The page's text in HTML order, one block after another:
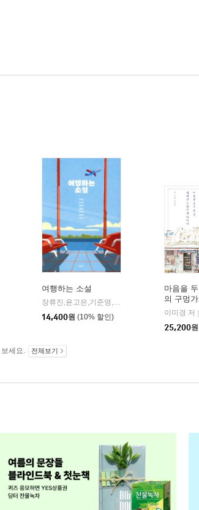
여행하는 소설
장류진,윤고은,기준영,김금희,이장욱,김애란,천선란 공저
14,400원 (10% 할인)
마음을
의 구멍
이미경 저
25,200원
세요. 전체보기